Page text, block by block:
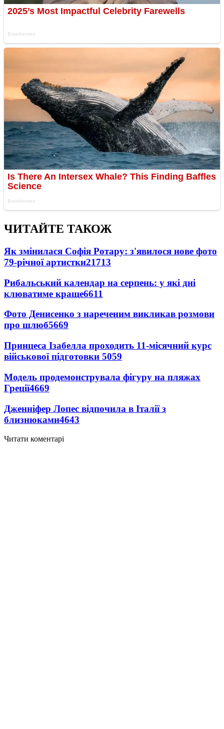
ЧИТАЙТЕ ТАКОЖ
Як змінилася Софія Ротару: з'явилося нове фото
79-річної артистки21713
Рибальський календар на серпень: у які дні
клюватиме краще6611
Фото Денисенко з нареченим викликав розмови
про шлюб5669
Принцеса Ізабелла проходить 11-місячний курс
військової підготовки 5059
Модель продемонструвала фігуру на пляжах
Греції4669
Дженніфер Лопес відпочила в Італії з
близнюками4643
Читати коментарі